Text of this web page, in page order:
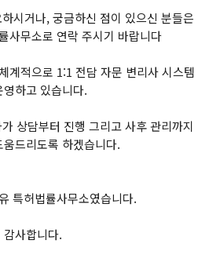
시거나, 궁금하신 점이 있으신 분들은
사무소로 연락 주시기 바랍니다
계적으로 1:1 전담 자문 변리사 시스템
영하고 있습니다.
상담부터 진행 그리고 사후 관리까지
움드리도록 하겠습니다.
특허법률사무소였습니다.
감사합니다.